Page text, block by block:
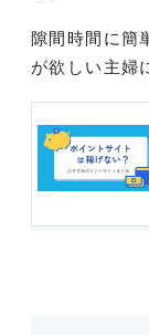
隙間時間に簡
が欲しい主婦